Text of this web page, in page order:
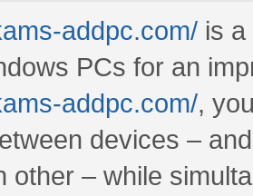
addpc.com/ is
PCs for an
addpc.com/,
devices –
other – while